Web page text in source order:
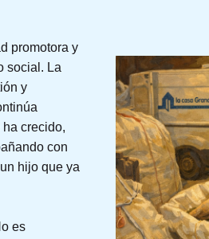
promotora y
social. La
y
crecido,
con
hijo que ya
es